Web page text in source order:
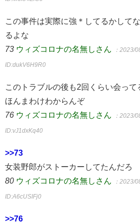
この事件は実際に強＊してるかして
るよな
73 ウィズコロナの名無しさん ：2023/
ID:dukV6H9R0
このトラブルの後も2回くらい会って
ほんまわけわからんぞ
76 ウィズコロナの名無しさん ：2023/
ID:vJ1dxKq40
>>73
女装野郎がストーカーしてたんだろ
80 ウィズコロナの名無しさん ：2023/
ID:A6cUSIFj0
>>76